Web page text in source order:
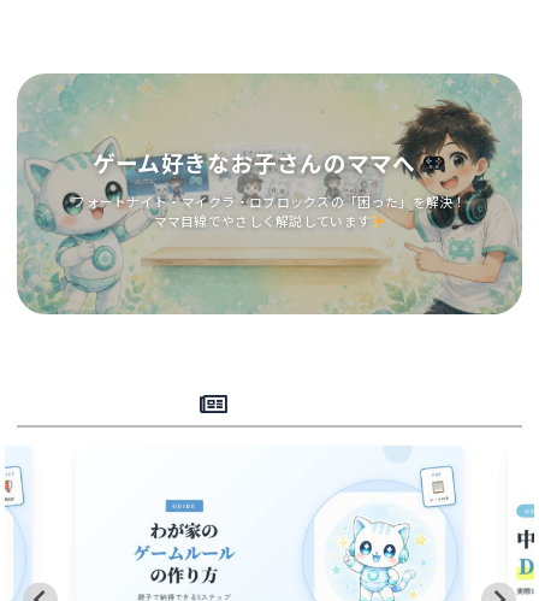
ゲーム好きなお子さんのママへ
フォートナイト・マイクラ・ロブロックスの「困った」を解決！
ママ目線でやさしく解説しています